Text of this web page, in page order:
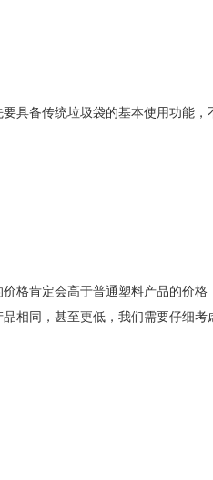
备传统垃圾袋的基本使用功能，
肯定会高于普通塑料产品的价格
相同，甚至更低，我们需要仔细